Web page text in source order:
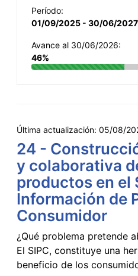
Período:
01/09/2025 - 30/06/2027
Avance al 30/06/2026:
46%
Última actualización: 05/08/
24 -
y colaborativa
productos en el
Información de
Consumidor
¿Qué problema pretende
El SIPC, constituye una
beneficio de los